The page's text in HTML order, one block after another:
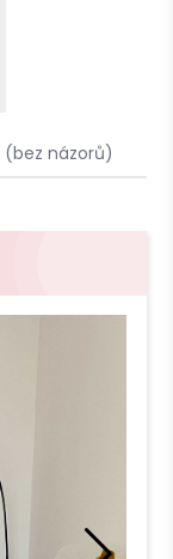
(bez názorů)